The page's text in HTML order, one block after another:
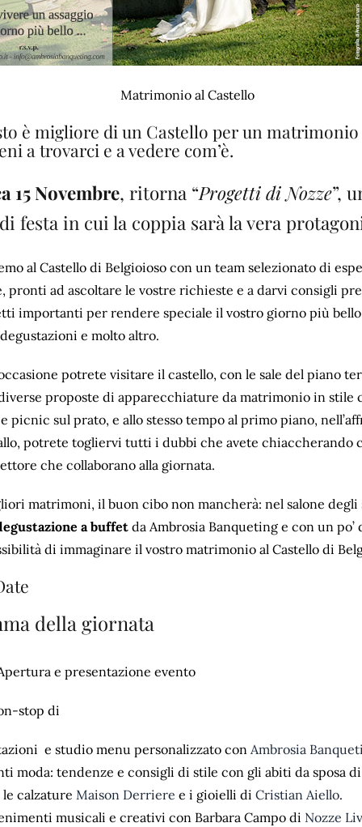
è migliore di un Castello per un matrimonio
a trovarci e a vedere com’è.
15 Novembre, ritorna “Progetti di Nozze”,
festa in cui la coppia sarà la vera
al Castello di Belgioioso con un team selezionato di
pronti ad ascoltare le vostre richieste e a darvi consigli
importanti per rendere speciale il vostro giorno più
e molto altro.
potrete visitare il castello, con le sale del piano
proposte di apparecchiature da matrimonio in stile
picnic sul prato, e allo stesso tempo al primo piano,
potrete togliervi tutti i dubbi che avete chiaccherando
che collaborano alla giornata.
matrimoni, il buon cibo non mancherà: nel salone degli
a buffet da Ambrosia Banqueting e con un po’
di immaginare il vostro matrimonio al Castello di
della giornata
e presentazione evento
stop di
e studio menu personalizzato con Ambrosia
moda: tendenze e consigli di stile con gli abiti da sposa
le calzature Maison Derriere e i gioielli di Cristian Aiello.
musicali e creativi con Barbara Campo di Nozze